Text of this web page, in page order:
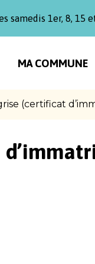
samedis 1er, 8, 15
MA COMMUNE
(certificat